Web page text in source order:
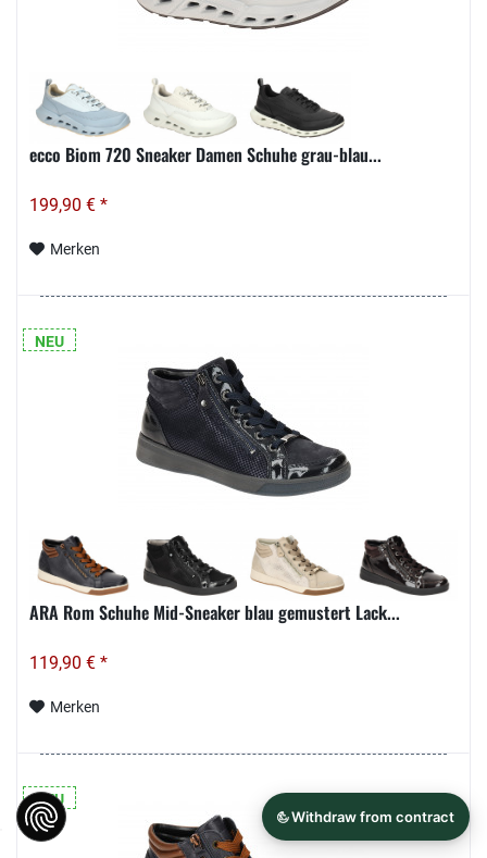
ecco Biom 720 Sneaker Damen Schuhe grau-blau...
199,90 € *
Merken
NEU
ARA Rom Schuhe Mid-Sneaker blau gemustert Lack...
119,90 € *
Merken
NEU